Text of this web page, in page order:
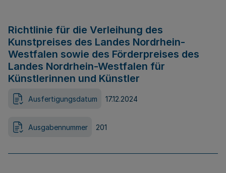
Richtlinie für die Verleihung des
Kunstpreises des Landes Nordrhein-
Westfalen sowie des Förderpreises des
Landes Nordrhein-Westfalen für
Künstlerinnen und Künstler
Ausfertigungsdatum 17.12.2024
Ausgabennummer 201